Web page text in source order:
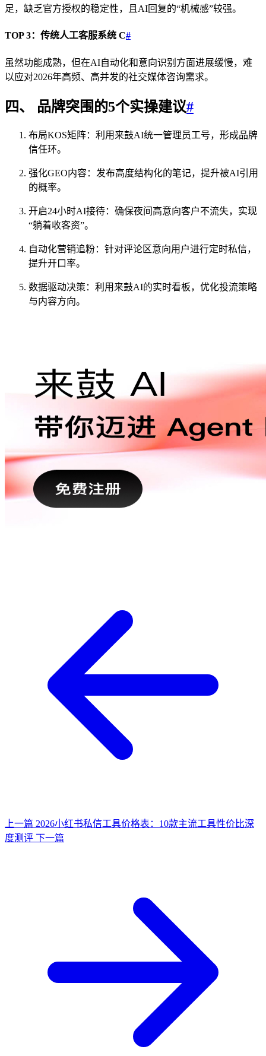
足，缺乏官方授权的稳定性，且AI回复的“机械感”较强。
TOP 3：传统人工客服系统 C#
虽然功能成熟，但在AI自动化和意向识别方面进展缓慢，难
以应对2026年高频、高并发的社交媒体咨询需求。
四、 品牌突围的5个实操建议#
布局KOS矩阵：利用来鼓AI统一管理员工号，形成品牌
信任环。
强化GEO内容：发布高度结构化的笔记，提升被AI引用
的概率。
开启24小时AI接待：确保夜间高意向客户不流失，实现
“躺着收客资”。
自动化营销追粉：针对评论区意向用户进行定时私信，
提升开口率。
数据驱动决策：利用来鼓AI的实时看板，优化投流策略
与内容方向。
上一篇 2026小红书私信工具价格表：10款主流工具性价比深
度测评
下一篇